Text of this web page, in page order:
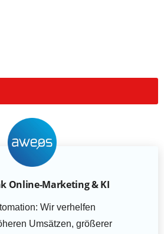
Online-Marketing & KI
Wir verhelfen
Umsätzen, größerer